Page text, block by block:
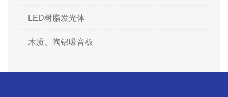
LED树脂发光体
木质、陶铝吸音板